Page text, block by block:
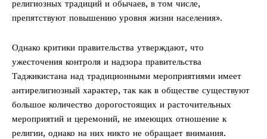
религиозных традиций и обычаев, в том числе,
препятствуют повышению уровня жизни населения».
Однако критики правительства утверждают, что
ужесточения контроля и надзора правительства
Таджикистана над традиционными мероприятиями имеет
антирелигиозный характер, так как в обществе существуют
большое количество дорогостоящих и расточительных
мероприятий и церемоний, не имеющих отношение к
религии, однако на них никто не обращает внимания.